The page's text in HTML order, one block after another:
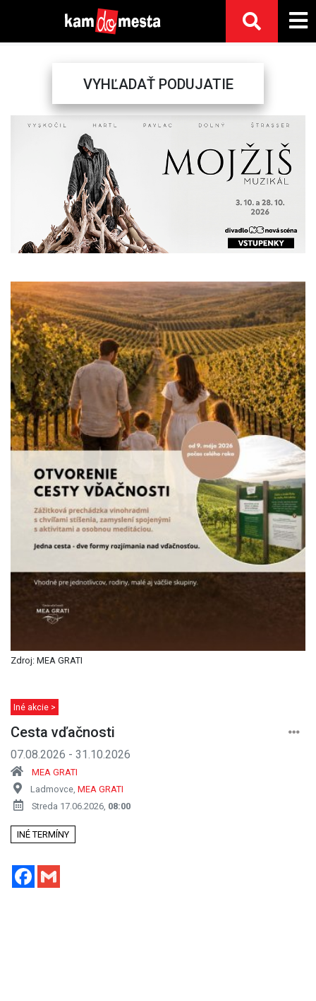
VYHĽADAŤ PODUJATIE
Previous
Zdroj: MEA GRATI
Iné akcie >
Cesta vďačnosti
07.08.2026 - 31.10.2026
MEA GRATI
Ladmovce, MEA GRATI
Streda 17.06.2026, 08:00
INÉ TERMÍNY
Facebook